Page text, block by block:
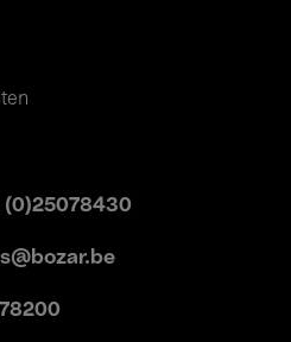
(0)25078430